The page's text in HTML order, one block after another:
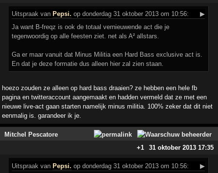
Uitspraak van Pepsi. op donderdag 31 oktober 2013 om 10:56:
▶
Ja want B-freqz is ook de totaal vernieuwende act die je
tegenwoordig op alle feesten ziet. net als A² allstars.
Ga er maar vanuit dat Minus Militia een Hard Bass exclusive act is.
En dat je deze formatie dus alleen hier zal zien staan.
hoezo zouden ze alleen op hard bass draaien? ze hebben een hele fb
pagina en twitteraccount aangemaakt en hadden vermeld dat ze met een
nieuwe live-act gaan starten namelijk minus militia. 100% zeker dat dit niet
eenmalig is. garandeer ik je.
Mitchel Pescatore
+1
31 oktober 2013 17:35
Uitspraak vanPepsi. op donderdag 31 oktober 2013 om 10:56:
▶